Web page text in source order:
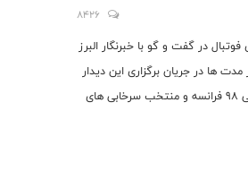
8426
در گفت و گو با خبرنگار البرز
ها در جریان برگزاری این دیدار
دوستانه دو تیم فوتبال ستارگان جام جهانی 98 فرانسه و منتخب سرخابی های